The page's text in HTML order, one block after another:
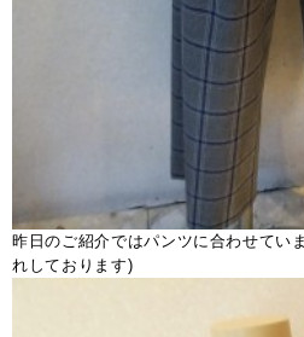
昨日のご紹介ではパンツに合わせてい
れしております)